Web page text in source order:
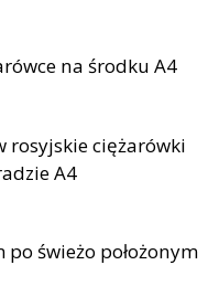
na środku A4
rosyjskie ciężarówki
A4
po świeżo położonym